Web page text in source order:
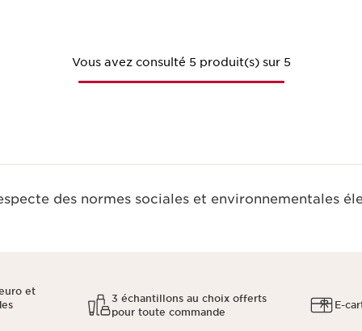
Vous avez consulté 5 produit(s) sur 5
des normes sociales et environnementales
et
3 échantillons au choix offerts
pour toute commande
E-